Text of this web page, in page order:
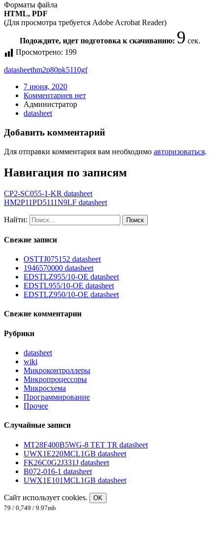
Форматы файла
HTML, PDF
(Для просмотра требуется Adobe Acrobat Reader)
Подождите, идет подготовка к скачиванию: 9 сек.
Просмотрено: 199
datasheethm2p80pk5110gf
7 июня, 2020
Комментариев нет
Администратор
datasheet
Добавить комментарий
Для отправки комментария вам необходимо авторизоваться.
Навигация по записям
CP2-SC055-1-KR datasheet
HM2P11PD5111N9LF datasheet
Найти:
Свежие записи
OSTTJ075152 datasheet
1946570000 datasheet
EDSTLZ955/10-OE datasheet
EDSTL955/10-OE datasheet
EDSTLZ950/10-OE datasheet
Свежие комментарии
Рубрики
datasheet
wiki
Микроконтроллеры
Микропроцессоры
Микросхема
Программирование
Прочее
Случайные записи
MT28F400B5WG-8 TET TR datasheet
UWX1E220MCL1GB datasheet
FK26C0G2J331J datasheet
B072-016-1 datasheet
UWX1E101MCL1GB datasheet
Сайт использует cookies.
OK
79 / 0,749 / 9.97mb